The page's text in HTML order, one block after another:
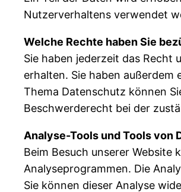
Nutzerverhaltens verwendet
Welche Rechte haben Sie
Sie haben jederzeit das
erhalten. Sie haben
Thema Datenschutz können
Beschwerderecht bei der
Analyse-Tools und Tools von
Beim Besuch unserer
Analyseprogrammen. Die
Sie können dieser Analyse